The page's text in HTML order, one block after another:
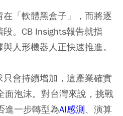
「軟體黑盒子」，而將逐
。CB Insights報告就指
人形機器人正快速推進。
會持續增加，這產業確實
面泡沫。對台灣來說，挑戰
進一步轉型為AI感測、演算